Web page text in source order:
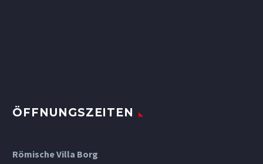
ÖFFNUNGSZEITEN
Römische Villa Borg